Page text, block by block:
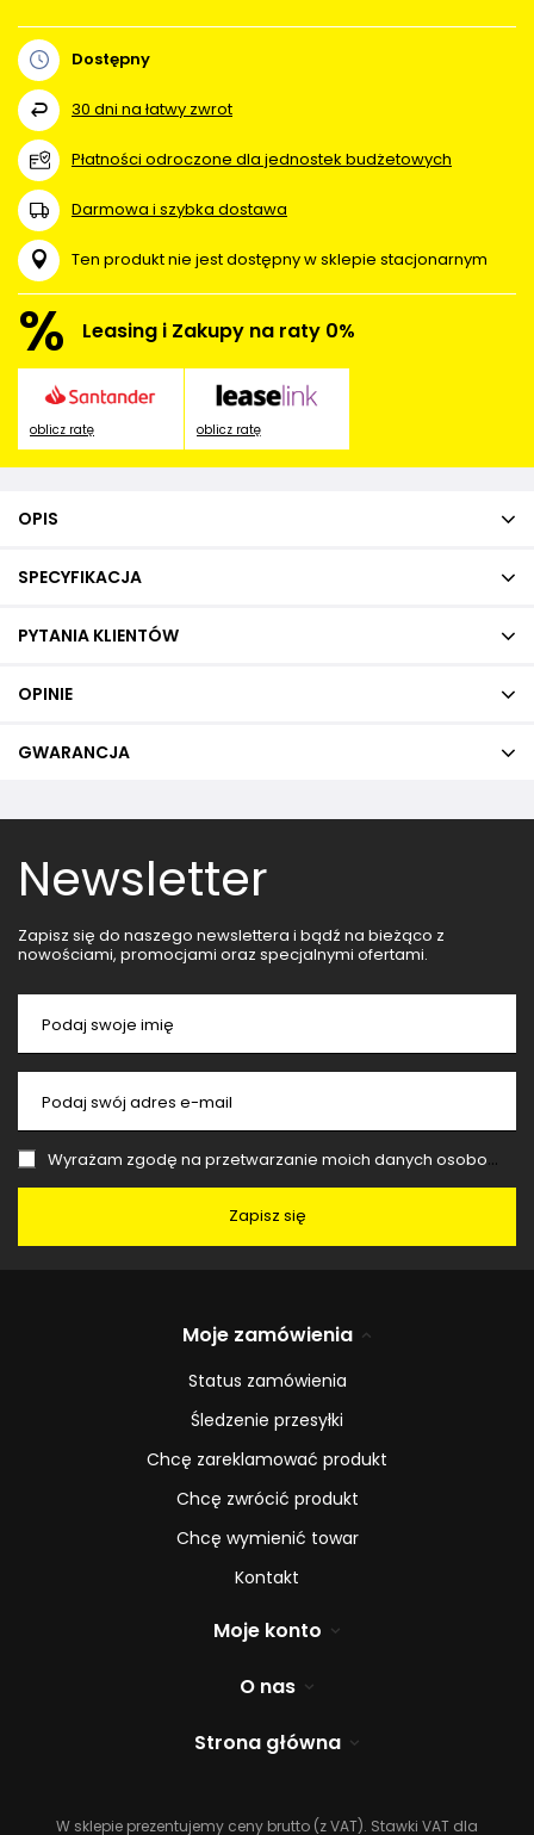
Dostępny
30 dni na łatwy zwrot
Płatności odroczone dla jednostek budżetowych
Darmowa i szybka dostawa
Ten produkt nie jest dostępny w sklepie stacjonarnym
% Leasing i Zakupy na raty 0%
oblicz ratę oblicz ratę
OPIS
SPECYFIKACJA
PYTANIA KLIENTÓW
OPINIE
GWARANCJA
Newsletter
Zapisz się do naszego newslettera i bądź na bieżąco z
nowościami, promocjami oraz specjalnymi ofertami.
Podaj swoje imię
Podaj swój adres e-mail
Wyrażam zgodę na przetwarzanie moich danych osobowych (adres e-mail) na potrzeby wysyłki newslettera z informacją handlową (marketing). Więcej w
Zapisz się
Moje zamówienia
Status zamówienia
Śledzenie przesyłki
Chcę zareklamować produkt
Chcę zwrócić produkt
Chcę wymienić towar
Kontakt
Moje konto
O nas
Strona główna
W sklepie prezentujemy ceny brutto (z VAT). Stawki VAT dla